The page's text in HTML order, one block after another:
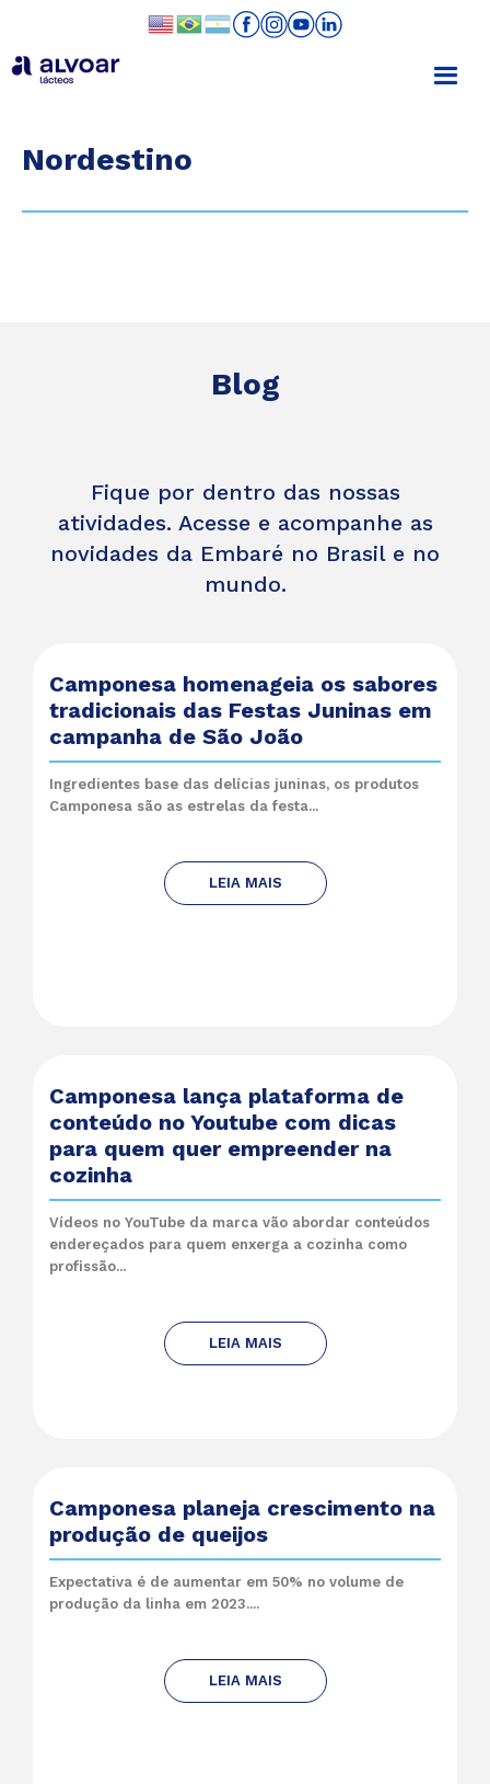
Nordestino
Blog
Fique por dentro das nossas
atividades. Acesse e acompanhe as
novidades da Embaré no Brasil e no
mundo.
Camponesa homenageia os sabores
tradicionais das Festas Juninas em
campanha de São João
Ingredientes base das delícias juninas, os produtos
Camponesa são as estrelas da festa...
LEIA MAIS
Camponesa lança plataforma de
conteúdo no Youtube com dicas
para quem quer empreender na
cozinha
Vídeos no YouTube da marca vão abordar conteúdos
endereçados para quem enxerga a cozinha como
profissão...
LEIA MAIS
Camponesa planeja crescimento na
produção de queijos
Expectativa é de aumentar em 50% no volume de
produção da linha em 2023....
LEIA MAIS